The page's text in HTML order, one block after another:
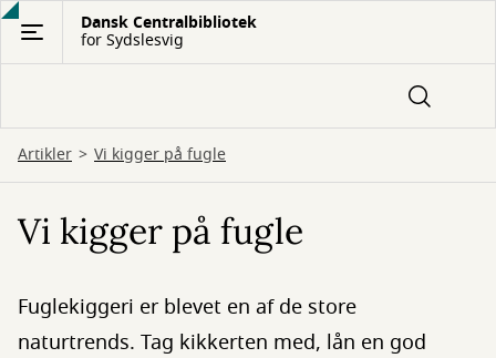
Gå
hovedindhold
Dansk Centralbibliotek
for Sydslesvig
Artikler Vi kigger på fugle
Vi kigger på fugle
Fuglekiggeri er blevet en af de store
naturtrends. Tag kikkerten med, lån en god